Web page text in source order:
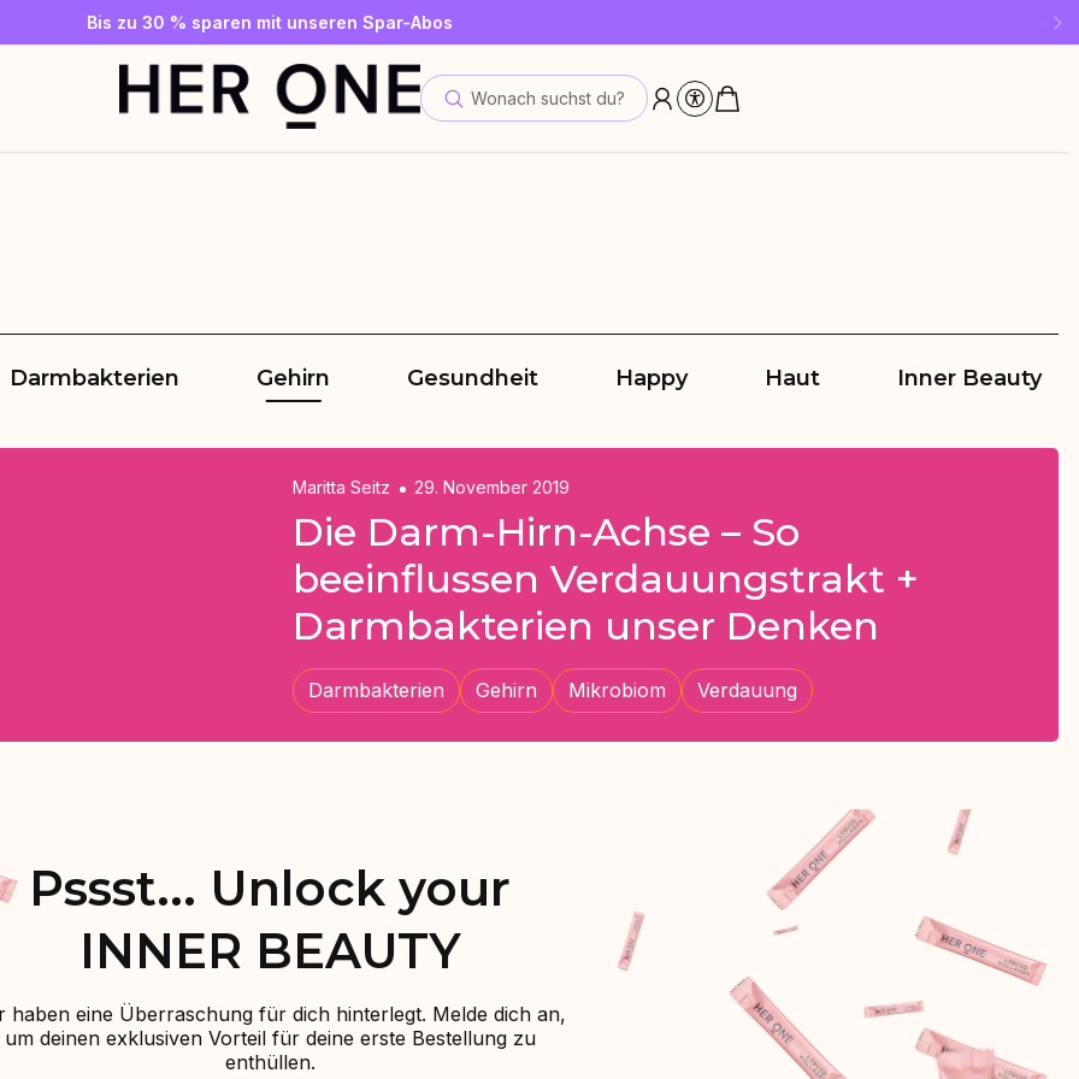
SLEEP WELL ab 69 € MBW - nur solange der Vorrat reicht!
Jetzt Newsletter abonnieren und 10 €-Gutschein sichern
Bis zu 30 % sparen mit unseren Spar-Abos
Wonach suchst du?
Darmbakterien Gehirn Gesundheit Happy Haut Inner Beauty
Maritta Seitz 29. November 2019
Die Darm-Hirn-Achse – So
beeinflussen Verdauungstrakt +
Darmbakterien unser Denken
Darmbakterien Gehirn Mikrobiom Verdauung
Pssst... Unlock your
INNER BEAUTY
haben eine Überraschung für dich hinterlegt. Melde dich an,
um deinen exklusiven Vorteil für deine erste Bestellung zu
enthüllen.